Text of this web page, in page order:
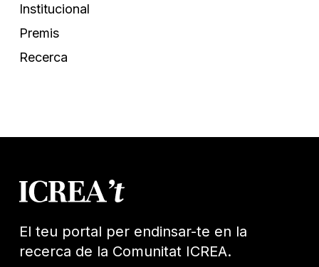
Institucional
Premis
Recerca
El teu portal per endinsar-te en la
recerca de la Comunitat ICREA.